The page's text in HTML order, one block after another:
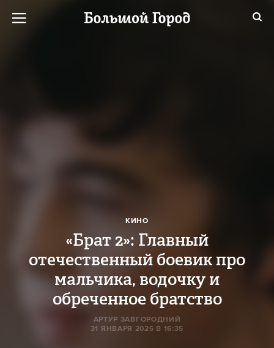
КИНО
«Брат 2»: Главный
отечественный боевик про
мальчика, водочку и
обреченное братство
АРТУР ЗАВГОРОДНИЙ
31 ЯНВАРЯ 2025 В 16:35